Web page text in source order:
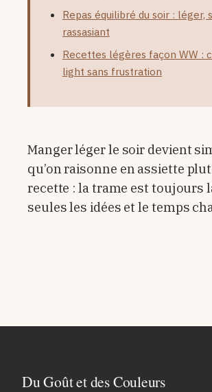
Repas équilibré du soir : léger,
rassasiant
Recettes légères façon WW :
light sans frustration
Manger léger le soir devient
qu’on raisonne en assiette
recette : la trame est toujours
seules les idées et le temps